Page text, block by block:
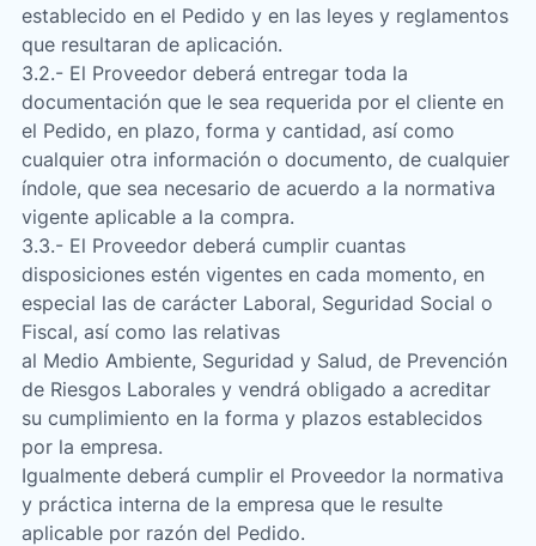
establecido en el Pedido y en las leyes y reglamentos
que resultaran de aplicación.
3.2.- El Proveedor deberá entregar toda la
documentación que le sea requerida por el cliente en
el Pedido, en plazo, forma y cantidad, así como
cualquier otra información o documento, de cualquier
índole, que sea necesario de acuerdo a la normativa
vigente aplicable a la compra.
3.3.- El Proveedor deberá cumplir cuantas
disposiciones estén vigentes en cada momento, en
especial las de carácter Laboral, Seguridad Social o
Fiscal, así como las relativas
al Medio Ambiente, Seguridad y Salud, de Prevención
de Riesgos Laborales y vendrá obligado a acreditar
su cumplimiento en la forma y plazos establecidos
por la empresa.
Igualmente deberá cumplir el Proveedor la normativa
y práctica interna de la empresa que le resulte
aplicable por razón del Pedido.